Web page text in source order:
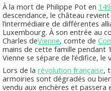
À la mort de Philippe Pot en
descendance, le château
l’intermédiaire de différentes
Luxembourg. À son entrée au
Charles deVienne, comte de
mains de cette famille pendant
Vienne se sépare de l’édifice,
Lors de la révolution française,
armoiries sont dégradés ou
vendu aux enchères et passera